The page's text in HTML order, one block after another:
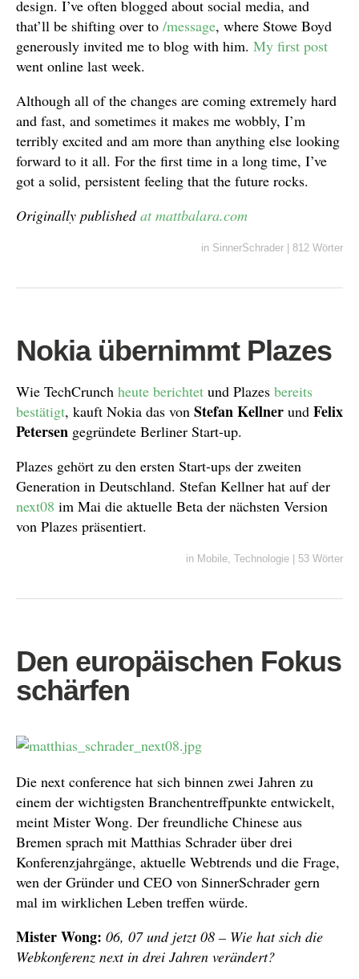
design. I’ve often blogged about social media, and
that’ll be shifting over to /message, where Stowe Boyd
generously invited me to blog with him. My first post
went online last week.
Although all of the changes are coming extremely hard
and fast, and sometimes it makes me wobbly, I’m
terribly excited and am more than anything else looking
forward to it all. For the first time in a long time, I’ve
got a solid, persistent feeling that the future rocks.
Originally publishedat mattbalara.com
in SinnerSchrader 812 Wörter
Nokia übernimmt Plazes
Wie TechCrunch heute berichtet und Plazes bereits
bestätigt, kauft Nokia das von Stefan Kellner und Felix
Petersen gegründete Berliner Start-up.
Plazes gehört zu den ersten Start-ups der zweiten
Generation in Deutschland. Stefan Kellner hat auf der
next08 im Mai die aktuelle Beta der nächsten Version
von Plazes präsentiert.
in Mobile Technologie 53 Wörter
Den europäischen Fokus
schärfen
Die next conference hat sich binnen zwei Jahren zu
einem der wichtigsten Branchentreffpunkte entwickelt,
meint Mister Wong. Der freundliche Chinese aus
Bremen sprach mit Matthias Schrader über drei
Konferenzjahrgänge, aktuelle Webtrends und die Frage,
wen der Gründer und CEO von SinnerSchrader gern
mal im wirklichen Leben treffen würde.
Mister Wong: 06, 07 und jetzt 08 – Wie hat sich die
Webkonferenz next in drei Jahren verändert?